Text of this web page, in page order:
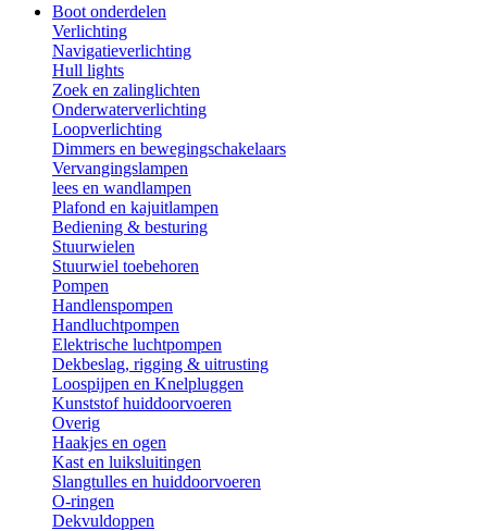
Boot onderdelen
Verlichting
Navigatieverlichting
Hull lights
Zoek en zalinglichten
Onderwaterverlichting
Loopverlichting
Dimmers en bewegingschakelaars
Vervangingslampen
lees en wandlampen
Plafond en kajuitlampen
Bediening & besturing
Stuurwielen
Stuurwiel toebehoren
Pompen
Handlenspompen
Handluchtpompen
Elektrische luchtpompen
Dekbeslag, rigging & uitrusting
Loospijpen en Knelpluggen
Kunststof huiddoorvoeren
Overig
Haakjes en ogen
Kast en luiksluitingen
Slangtulles en huiddoorvoeren
O-ringen
Dekvuldoppen